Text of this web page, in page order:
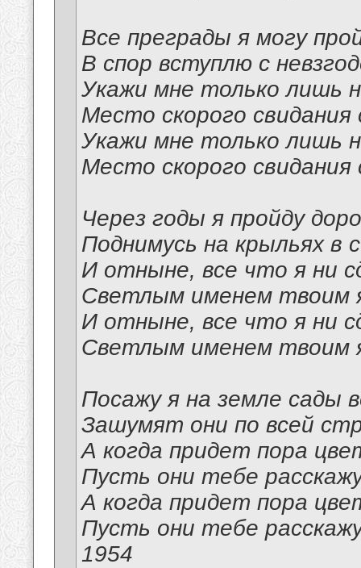
Все преграды я могу
В спор вступлю с
Укажи мне только лишь
Место скорого
Укажи мне только лишь
Место скорого
Через годы я пройду
Поднимусь на крыльях в
И отныне, все что я ни
Светлым именем твоим
И отныне, все что я ни
Светлым именем твоим
Посажу я на земле сады
Зашумят они по всей
А когда придет пора
Пусть они тебе
А когда придет пора
Пусть они тебе
1954